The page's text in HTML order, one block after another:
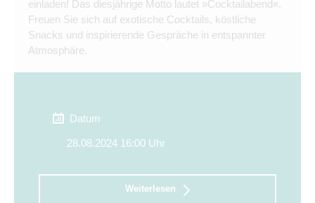
einladen! Das diesjährige Motto lautet »Cocktailabend«.
Freuen Sie sich auf exotische Cocktails, köstliche
Snacks und inspirierende Gespräche in entspannter
Atmosphäre.
Datum
28.08.2024 16:00 Uhr
Weiterlesen